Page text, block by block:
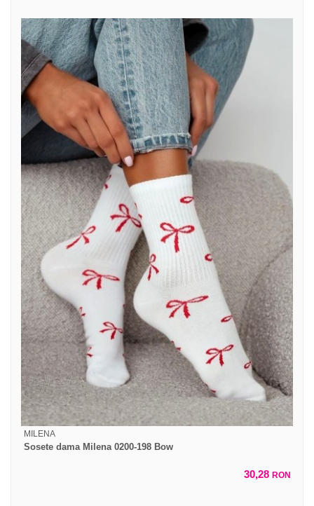
MILENA
Sosete dama Milena 0200-198 Bow
30,28 RON